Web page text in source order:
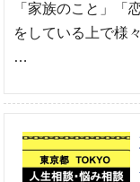
「家族のこと」「
をしている上で様
…